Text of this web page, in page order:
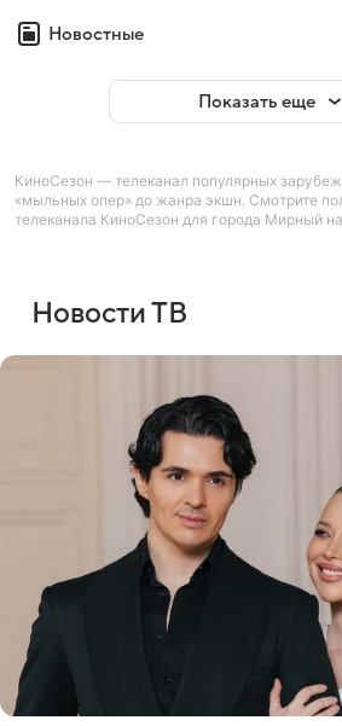
Новостные
Показать еще
КиноСезон — телеканал популярных
«мыльных опер» до жанра экшн. Смотрите
телеканала КиноСезон для города Мирный
Новости ТВ